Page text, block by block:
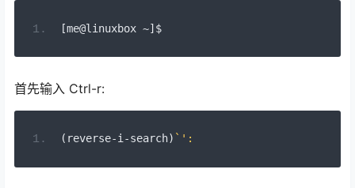
[me@linuxbox ~] $
首先输入 Ctrl-r:
( reverse-i -search) `':